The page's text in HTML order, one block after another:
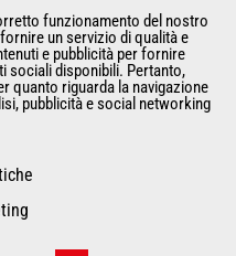
of Sale
funzionamento del nostro
un servizio di qualità e
e pubblicità per fornire
sociali disponibili. Pertanto,
quanto riguarda la navigazione
pubblicità e social networking